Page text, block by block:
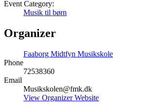
Event Category:
Musik til børn
Organizer
Faaborg Midtfyn Musikskole
Phone
72538360
Email
Musikskolen@fmk.dk
View Organizer Website